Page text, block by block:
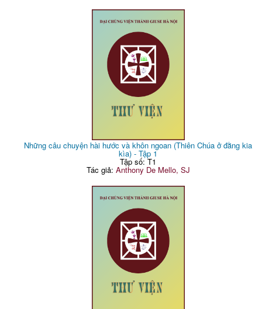
Những câu chuyện hài hước và khôn ngoan (Thiên Chúa ở đằng kia
kìa) - Tập 1
Tập số: T1
Tác giả: Anthony De Mello, SJ